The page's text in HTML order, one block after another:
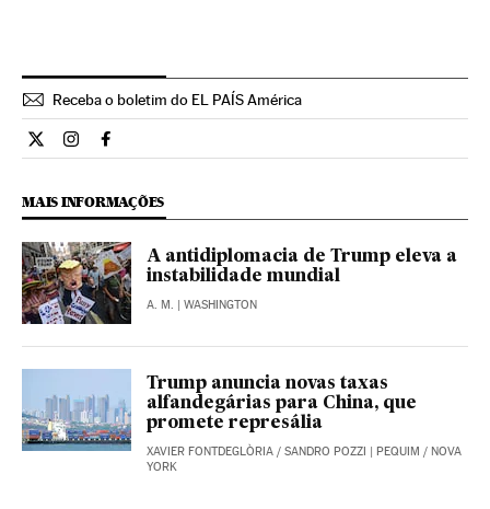
Receba o boletim do EL PAÍS América
Internacional El País Brasil en Twitter
Internacional El País Brasil en Instagram
Internacional El País Brasil en Facebook
MAIS INFORMAÇÕES
A antidiplomacia de Trump eleva a
instabilidade mundial
A. M. | WASHINGTON
Trump anuncia novas taxas
alfandegárias para China, que
promete represália
XAVIER FONTDEGLÒRIA / SANDRO POZZI
| PEQUIM / NOVA
YORK